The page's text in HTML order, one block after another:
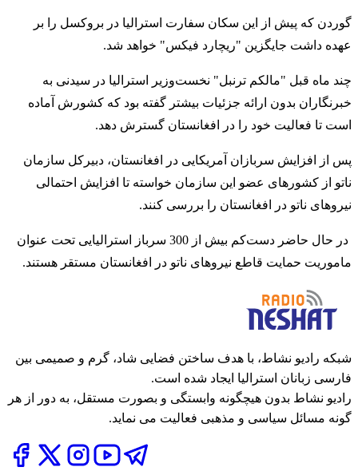
گوردن که پیش از این سکان سفارت استرالیا در بروکسل را بر
عهده داشت جایگزین "ریچارد فیکس" خواهد شد.
چند ماه قبل "مالکم ترنبل" نخست‌وزیر استرالیا در سیدنی به
خبرنگاران بدون ارائه جزئیات بیشتر گفته بود که کشورش آماده
است تا فعالیت خود را در افغانستان گسترش دهد.
پس از افزایش سربازان آمریکایی در افغانستان، دبیرکل سازمان
ناتو از کشورهای عضو این سازمان خواسته تا افزایش احتمالی
نیروهای ناتو در افغانستان را بررسی کنند.
در حال حاضر دست‌کم بیش از 300 سرباز استرالیایی تحت عنوان
ماموریت حمایت قاطع نیروهای ناتو در افغانستان مستقر هستند.
شبکه رادیو نشاط، با هدف ساختن فضایی شاد، گرم و صمیمی بین
فارسی زبانان استرالیا ایجاد شده است.
رادیو نشاط بدون هیچگونه وابستگی و بصورت مستقل، به دور از هر
گونه مسائل سیاسی و مذهبی فعالیت می نماید.